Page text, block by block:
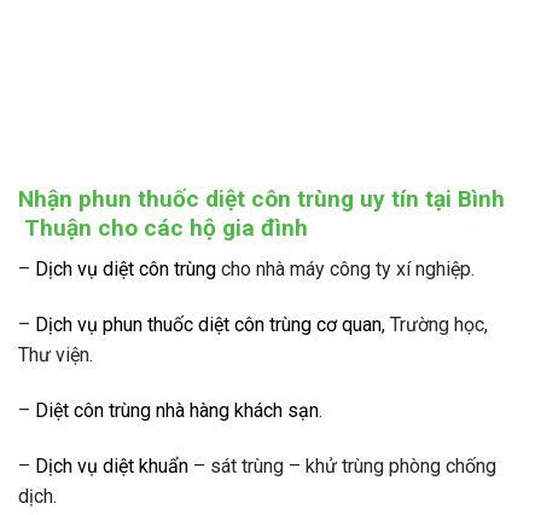
Nhận phun thuốc diệt côn trùng uy tín tại Bình
Thuận cho các hộ gia đình
– Dịch vụ diệt côn trùng cho nhà máy công ty xí nghiệp.
– Dịch vụ phun thuốc diệt côn trùng cơ quan, Trường học,
Thư viện.
– Diệt côn trùng nhà hàng khách sạn.
– Dịch vụ diệt khuẩn – sát trùng – khử trùng phòng chống
dịch.